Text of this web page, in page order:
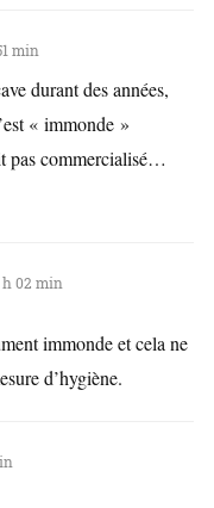
min
durant des années,
« immonde »
pas commercialisé…
h 02 min
immonde et cela ne
d’hygiène.